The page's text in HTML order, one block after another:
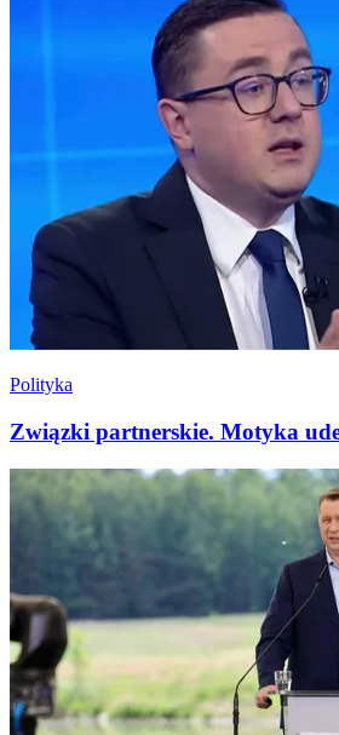
Polityka
Związki partnerskie. Motyka